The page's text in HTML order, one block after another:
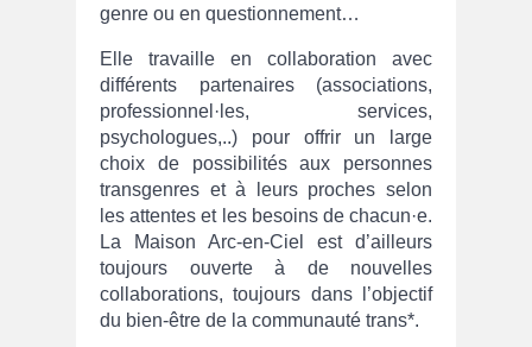
genre ou en questionnement…
Elle travaille en collaboration avec
différents partenaires (associations,
professionnel·les, services,
psychologues,..) pour offrir un large
choix de possibilités aux personnes
transgenres et à leurs proches selon
les attentes et les besoins de chacun·e.
La Maison Arc-en-Ciel est d’ailleurs
toujours ouverte à de nouvelles
collaborations, toujours dans l’objectif
du bien-être de la communauté trans*.